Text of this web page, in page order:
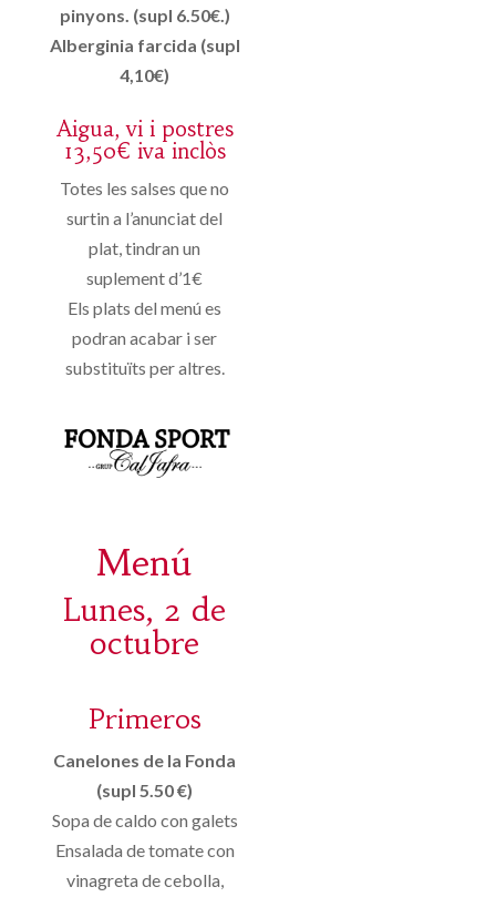
pinyons. (supl 6.50€.)
Alberginia farcida (supl
4,10€)
Aigua, vi i postres
13,50€ iva inclòs
Totes les salses que no
surtin a l’anunciat del
plat, tindran un
suplement d’1€
Els plats del menú es
podran acabar i ser
substituïts per altres.
Menú
Lunes, 2 de
octubre
Primeros
Canelones de la Fonda
(supl 5.50 €)
Sopa de caldo con galets
Ensalada de tomate con
vinagreta de cebolla,